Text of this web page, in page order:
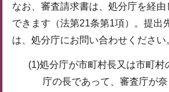
なお、審査請求書は、処分庁を経
できます（法第21条第1項）。提出
は、処分庁にお問い合わせください
(1)処分庁が市町村長又は市町村
庁の長であって、審査庁が